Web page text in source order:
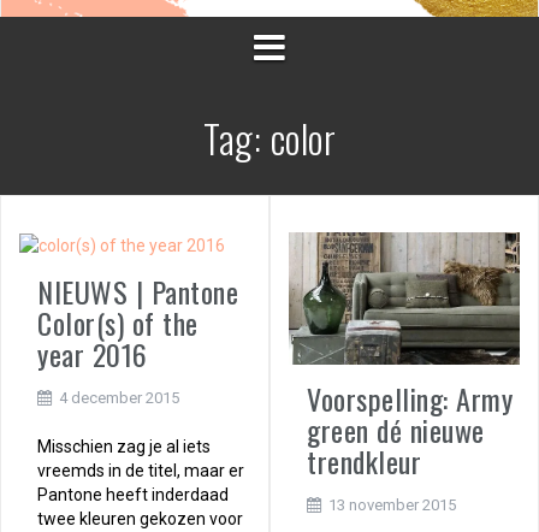
Tag: color
NIEUWS | Pantone
Color(s) of the
year 2016
4 december 2015
Misschien zag je al iets
vreemds in de titel, maar er
Pantone heeft inderdaad
twee kleuren gekozen voor
Voorspelling: Army
green dé nieuwe
trendkleur
13 november 2015